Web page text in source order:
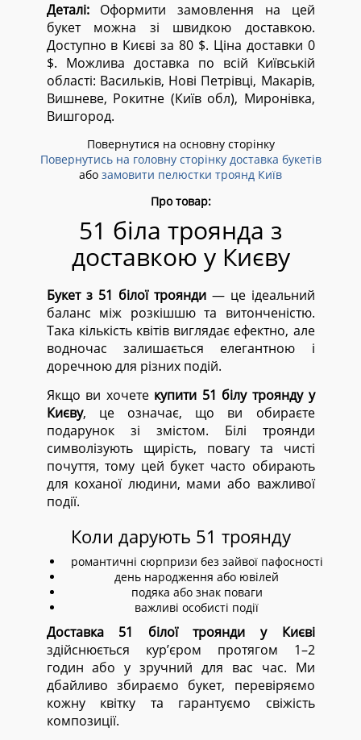
Деталі:Оформити замовлення на цей
букет можна зі швидкою доставкою.
Доступно в Києві за 80 $. Ціна доставки 0
$. Можлива доставка по всій Київській
області: Васильків, Нові Петрівці, Макарів,
Вишневе, Рокитне (Київ обл), Миронівка,
Вишгород.
Повернутися на основну сторінку
Повернутись на головну сторінку доставка букетів
або замовити пелюстки троянд Київ
Про товар:
51 біла троянда з
доставкою у Києву
Букет з 51 білої троянди— це ідеальний
баланс між розкішшю та витонченістю.
Така кількість квітів виглядає ефектно, але
водночас залишається елегантною і
доречною для різних подій.
Якщо ви хочете купити 51 білу троянду у
Києву, це означає, що ви обираєте
подарунок зі змістом. Білі троянди
символізують щирість, повагу та чисті
почуття, тому цей букет часто обирають
для коханої людини, мами або важливої
події.
Коли дарують 51 троянду
романтичні сюрпризи без зайвої пафосності
день народження або ювілей
подяка або знак поваги
важливі особисті події
Доставка 51 білої троянди у Києві
здійснюється кур’єром протягом 1–2
годин або у зручний для вас час. Ми
дбайливо збираємо букет, перевіряємо
кожну квітку та гарантуємо свіжість
композиції.